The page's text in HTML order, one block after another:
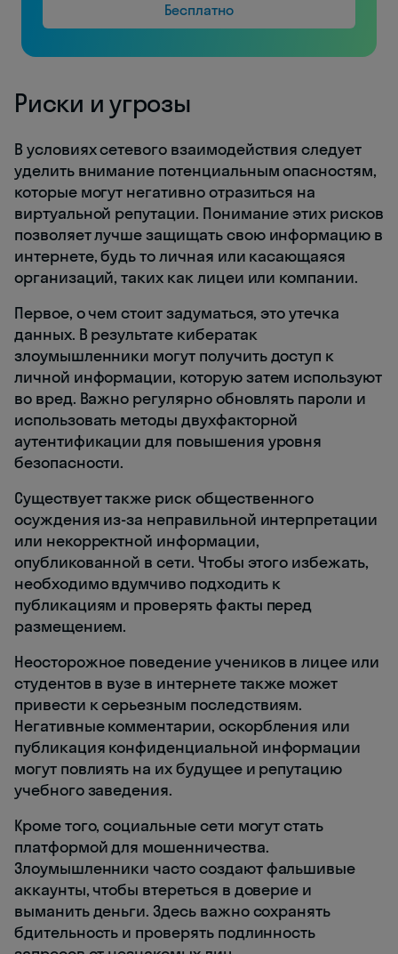
Бесплатно
Риски и угрозы
В условиях сетевого взаимодействия следует
уделить внимание потенциальным опасностям,
которые могут негативно отразиться на
виртуальной репутации. Понимание этих рисков
позволяет лучше защищать свою информацию в
интернете, будь то личная или касающаяся
организаций, таких как лицеи или компании.
Первое, о чем стоит задуматься, это утечка
данных. В результате кибератак
злоумышленники могут получить доступ к
личной информации, которую затем используют
во вред. Важно регулярно обновлять пароли и
использовать методы двухфакторной
аутентификации для повышения уровня
безопасности.
Существует также риск общественного
осуждения из-за неправильной интерпретации
или некорректной информации,
опубликованной в сети. Чтобы этого избежать,
необходимо вдумчиво подходить к
публикациям и проверять факты перед
размещением.
Неосторожное поведение учеников в лицее или
студентов в вузе в интернете также может
привести к серьезным последствиям.
Негативные комментарии, оскорбления или
публикация конфиденциальной информации
могут повлиять на их будущее и репутацию
учебного заведения.
Кроме того, социальные сети могут стать
платформой для мошенничества.
Злоумышленники часто создают фальшивые
аккаунты, чтобы втереться в доверие и
выманить деньги. Здесь важно сохранять
бдительность и проверять подлинность